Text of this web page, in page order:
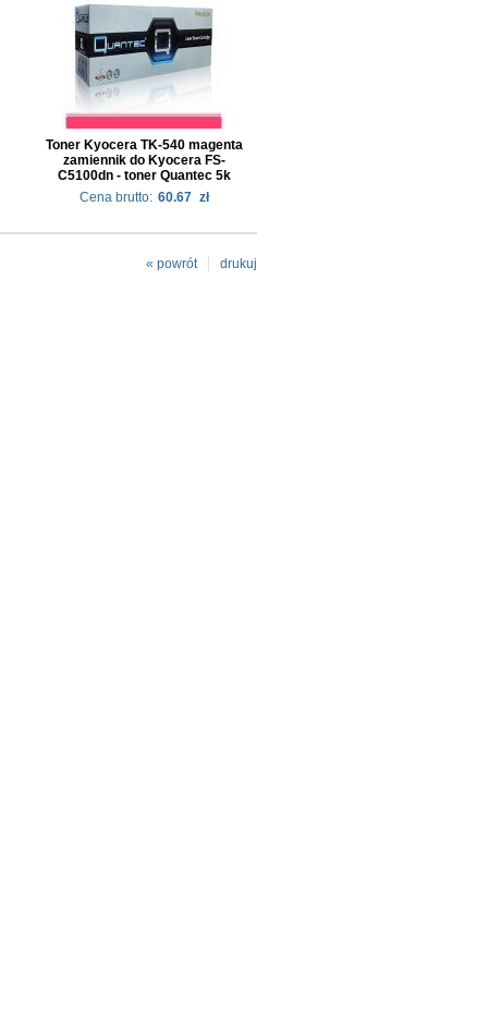
Toner Kyocera TK-540 magenta
zamiennik do Kyocera FS-
C5100dn - toner Quantec 5k
Cena brutto: 60.67 zł
drukuj
« powrót